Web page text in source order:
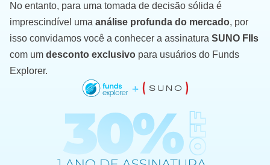
No entanto, para uma tomada de decisão sólida é
imprescindível uma análise profunda do mercado, por
isso convidamos você a conhecer a assinatura SUNO FIIs
com um desconto exclusivo para usuários do Funds
Explorer.